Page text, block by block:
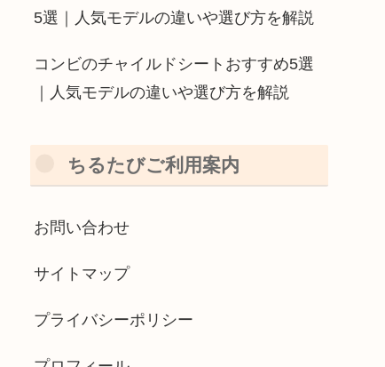
5選｜人気モデルの違いや選び方を解説
コンビのチャイルドシートおすすめ5選
｜人気モデルの違いや選び方を解説
ちるたびご利用案内
お問い合わせ
サイトマップ
プライバシーポリシー